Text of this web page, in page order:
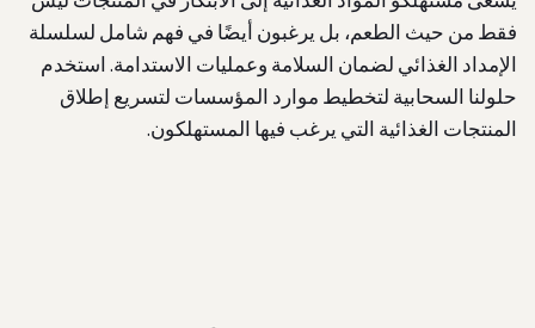
فقط من حيث الطعم، بل يرغبون أيضًا في فهم شامل لسلسلة
الإمداد الغذائي لضمان السلامة وعمليات الاستدامة. استخدم
حلولنا السحابية لتخطيط موارد المؤسسات لتسريع إطلاق
المنتجات الغذائية التي يرغب فيها المستهلكون.